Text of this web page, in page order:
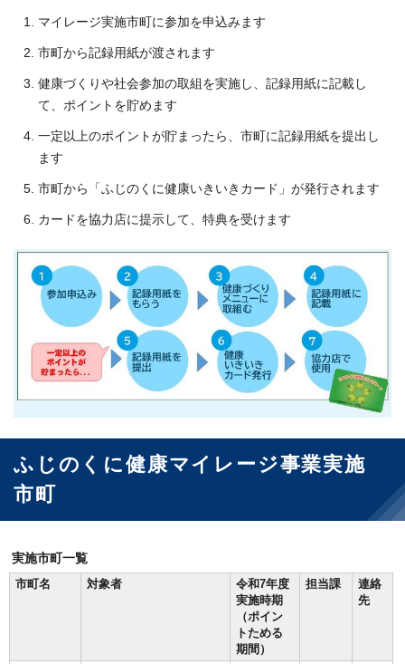
マイレージ実施市町に参加を申込みます
市町から記録用紙が渡されます
健康づくりや社会参加の取組を実施し、記録用紙に記載し
て、ポイントを貯めます
一定以上のポイントが貯まったら、市町に記録用紙を提出し
ます
市町から「ふじのくに健康いきいきカード」が発行されます
カードを協力店に提示して、特典を受けます
ふじのくに健康マイレージ事業実施
市町
実施市町一覧
市町名
対象者
令和7年度
実施時期
（ポイン
トためる
期間）
担当課
連絡
先